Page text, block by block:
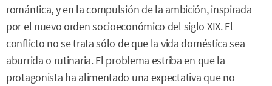
romántica, y en la compulsión de la ambición, inspirada
por el nuevo orden socioeconómico del siglo XIX. El
conflicto no se trata sólo de que la vida doméstica sea
aburrida o rutinaria. El problema estriba en que la
protagonista ha alimentado una expectativa que no